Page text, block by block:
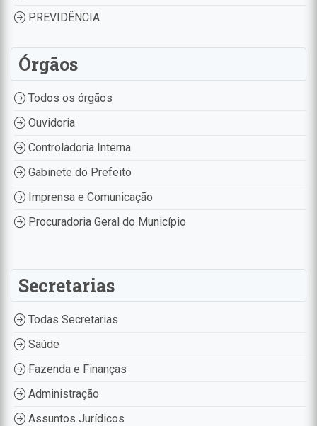
PREVIDÊNCIA
Órgãos
Todos os órgãos
Ouvidoria
Controladoria Interna
Gabinete do Prefeito
Imprensa e Comunicação
Procuradoria Geral do Município
Secretarias
Todas Secretarias
Saúde
Fazenda e Finanças
Administração
Assuntos Jurídicos